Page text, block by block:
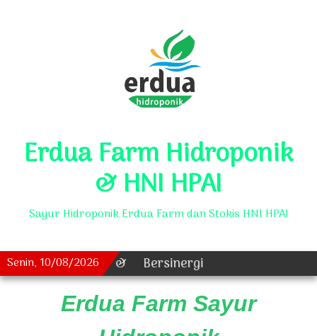
Erdua Farm Hidroponik
& HNI HPAI
Sayur Hidroponik Erdua Farm dan Stokis HNI HPAI
& Bersinergi
Senin, 10/08/2026
Erdua Farm Sayur